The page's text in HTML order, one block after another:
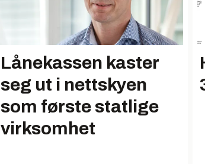
Lånekassen kaster
seg ut i nettskyen
som første statlige
virksomhet